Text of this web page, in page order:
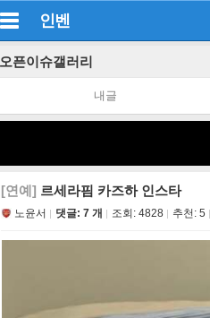
인벤
오픈이슈갤러리
내글
[연예] 르세라핌 카즈하 인스타
노윤서 댓글: 7 개 조회: 4828 추천: 5